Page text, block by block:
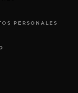
PERSONALES